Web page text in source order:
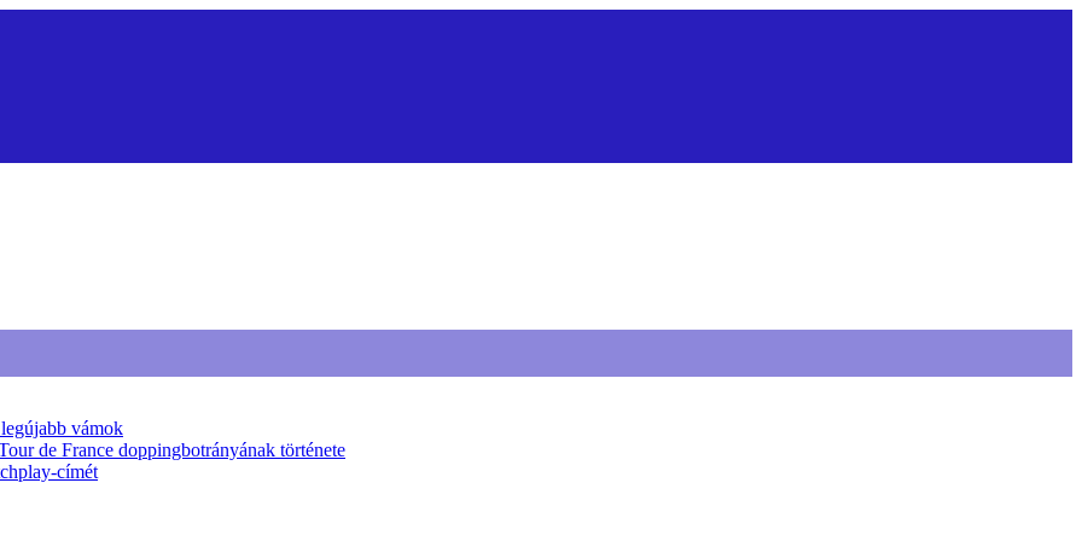
vámok
de France doppingbotrányának története
címét